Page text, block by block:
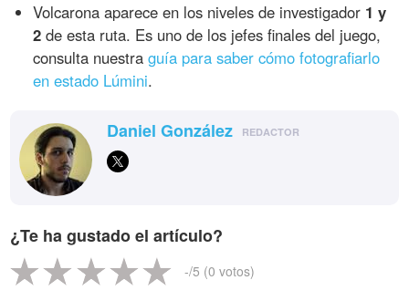
Volcarona aparece en los niveles de investigador 1 y
2 de esta ruta. Es uno de los jefes finales del juego,
consulta nuestraguía para saber cómo fotografiarlo
en estado Lúmini.
Daniel González REDACTOR
¿Te ha gustado el artículo?
-/5 (0 votos)